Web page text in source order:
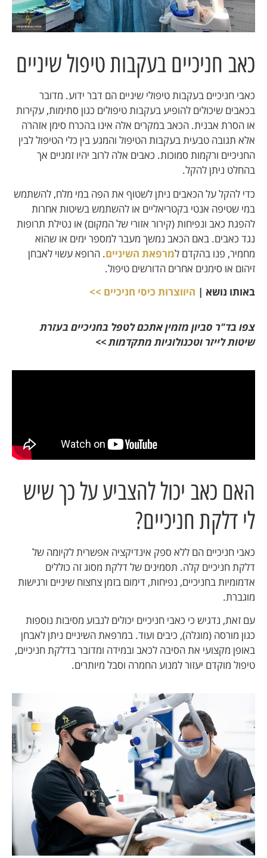
כאב חניכיים בעקבות טיפול שיניים
כאבי חניכיים בעקבות טיפולי שיניים הם דבר ידוע. מדובר
בכאבים שיכולים להופיע בעקבות טיפולים כגון סתימות, עקירות
או הסרת אבנית. הכאב במקרים אלה אינו בהכרח סימן אזהרה
אלא תגובה טבעית בעקבות הטיפול והמגע בין כלי הטיפול לבין
החניכיים ורקמות סמוכות. כאבים אלה לרוב יהיו זמניים אך
בהחלט ניתן להקל.
כדי להקל על הכאבים ניתן לשטוף את הפה במי מלח, להשתמש
במי שטיפה אנטי בקטריאליים או להשתמש בשיטות אחרות
להפגת כאב ונפיחות (קירור אזורי של המקום) או נטילת תרופות
נגד כאבים. באם הכאב נמשך מעבר למספר ימים או שהוא
מחמיר, פנו בהקדם למרפאת השיניים. הרופא עשוי לאבחן
זיהום או סימנים אחרים הדורשים טיפול.
באותו נושא | היווצרות כיסי חניכיים >>
צפו בד"ר סביון מזמין אתכם לטפל בחניכיים בעזרת
שיטות לייזר וטכנולוגיות מתקדמות >>
האם כאב יכול להצביע על כך שיש
לי דלקת חניכיים?
כאבי חניכיים הם ללא ספק אינדיקציה אפשרית לקיומה של
דלקת חניכיים קלה. תסמינים של דלקת מסוג זה כוללים
אדמומיות בחניכיים, נפיחות, דימום בזמן צחצוח שיניים ורגישות
מוגברת.
עם זאת, נדגיש כי כאבי חניכיים יכולים לנבוע מסיבות נוספות
כגון מורסה (מוגלה), כיבים ועוד. במרפאת השיניים ניתן לאבחן
באופן מקצועי את הסיבה לכאב ובמידה ומדובר בדלקת חניכיים,
טיפול מוקדם יעזור למנוע החמרה וסבל מיותרים.